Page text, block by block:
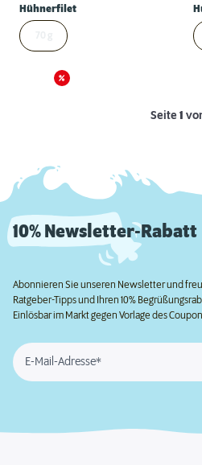
Hühnerfilet
Seite1
10% Newsletter-Rabatt
Abonnieren Sie unseren Newsletter und
Ratgeber-Tipps und Ihren 10%
Einlösbar im Markt gegen Vorlage des
E-Mail-Adresse*